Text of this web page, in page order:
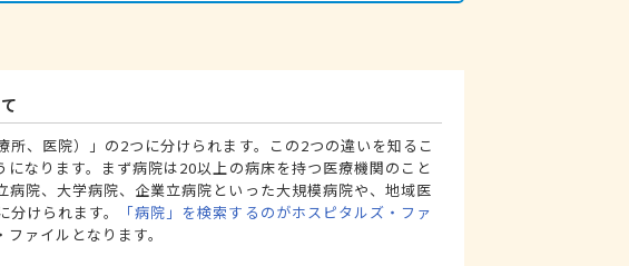
、医院）」の2つに分けられます。この2つの違いを知るこ
なります。まず病院は20以上の病床を持つ医療機関のこと
院、大学病院、企業立病院といった大規模病院や、地域医
けられます。
「病院」を検索するのがホスピタルズ・ファ
ァイルとなります。